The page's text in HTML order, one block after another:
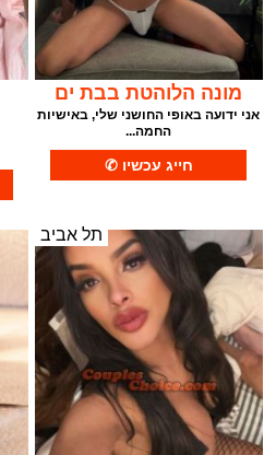
מונה הלוהטת בבת ים
אני ידועה באופי החושני שלי, באישיות
החמה...
תל אביב